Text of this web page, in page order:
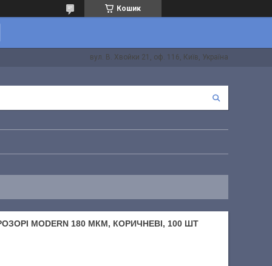
Кошик
вул. В. Хвойки 21, оф. 116, Київ, Україна
MODERN 180 МКМ, КОРИЧНЕВІ, 100 ШТ